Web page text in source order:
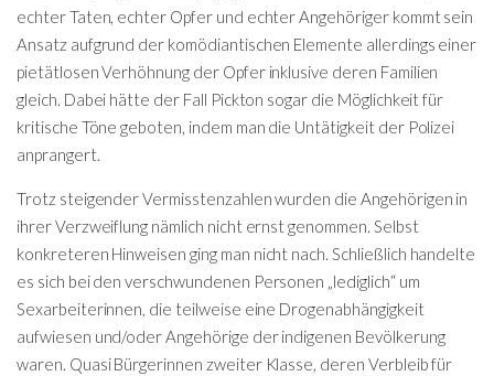
echter Taten, echter Opfer und echter Angehöriger kommt sein
Ansatz aufgrund der komödiantischen Elemente allerdings einer
pietätlosen Verhöhnung der Opfer inklusive deren Familien
gleich. Dabei hätte der Fall Pickton sogar die Möglichkeit für
kritische Töne geboten, indem man die Untätigkeit der Polizei
anprangert.
Trotz steigender Vermisstenzahlen wurden die Angehörigen in
ihrer Verzweiflung nämlich nicht ernst genommen. Selbst
konkreteren Hinweisen ging man nicht nach. Schließlich handelte
es sich bei den verschwundenen Personen „lediglich“ um
Sexarbeiterinnen, die teilweise eine Drogenabhängigkeit
aufwiesen und/oder Angehörige der indigenen Bevölkerung
waren. Quasi Bürgerinnen zweiter Klasse, deren Verbleib für